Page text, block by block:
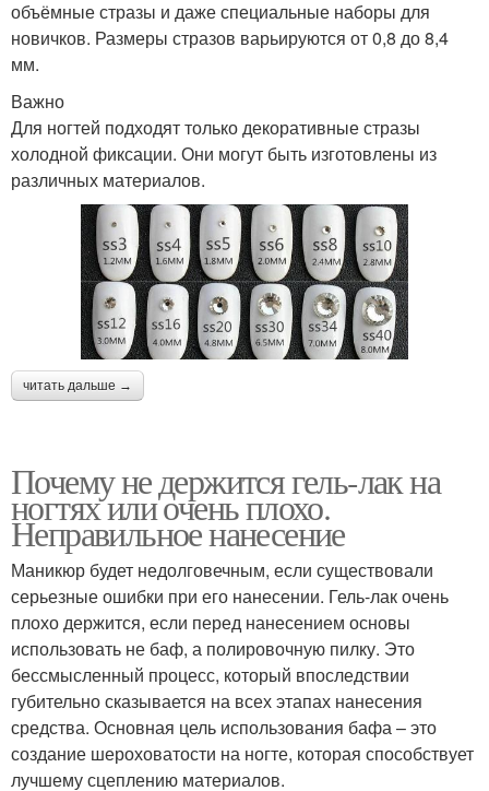
объёмные стразы и даже специальные наборы для
новичков. Размеры стразов варьируются от 0,8 до 8,4
мм.
Важно
Для ногтей подходят только декоративные стразы
холодной фиксации. Они могут быть изготовлены из
различных материалов.
читать дальше →
Почему не держится гель-лак на
ногтях или очень плохо.
Неправильное нанесение
Маникюр будет недолговечным, если существовали
серьезные ошибки при его нанесении. Гель-лак очень
плохо держится, если перед нанесением основы
использовать не баф, а полировочную пилку. Это
бессмысленный процесс, который впоследствии
губительно сказывается на всех этапах нанесения
средства. Основная цель использования бафа – это
создание шероховатости на ногте, которая способствует
лучшему сцеплению материалов.